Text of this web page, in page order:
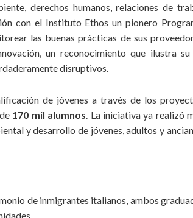
derechos humanos, relaciones de
con el Instituto Ethos un pionero
las buenas prácticas de sus
un reconocimiento que ilustra
disruptivos.
de jóvenes a través de los
170 mil alumnos . La iniciativa ya realizó
y desarrollo de jóvenes, adultos y
de inmigrantes italianos, ambos